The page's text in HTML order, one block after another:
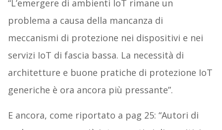
“L’emergere di ambienti IoT rimane un
problema a causa della mancanza di
meccanismi di protezione nei dispositivi e nei
servizi IoT di fascia bassa. La necessità di
architetture e buone pratiche di protezione IoT
generiche è ora ancora più pressante”.
E ancora, come riportato a pag 25: “Autori di